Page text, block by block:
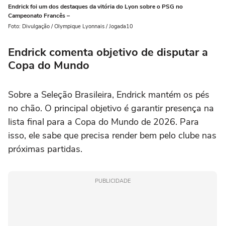
Endrick foi um dos destaques da vitória do Lyon sobre o PSG no
Campeonato Francês –
Foto: Divulgação / Olympique Lyonnais / Jogada10
Endrick comenta objetivo de disputar a
Copa do Mundo
Sobre a Seleção Brasileira, Endrick mantém os pés
no chão. O principal objetivo é garantir presença na
lista final para a Copa do Mundo de 2026. Para
isso, ele sabe que precisa render bem pelo clube nas
próximas partidas.
PUBLICIDADE